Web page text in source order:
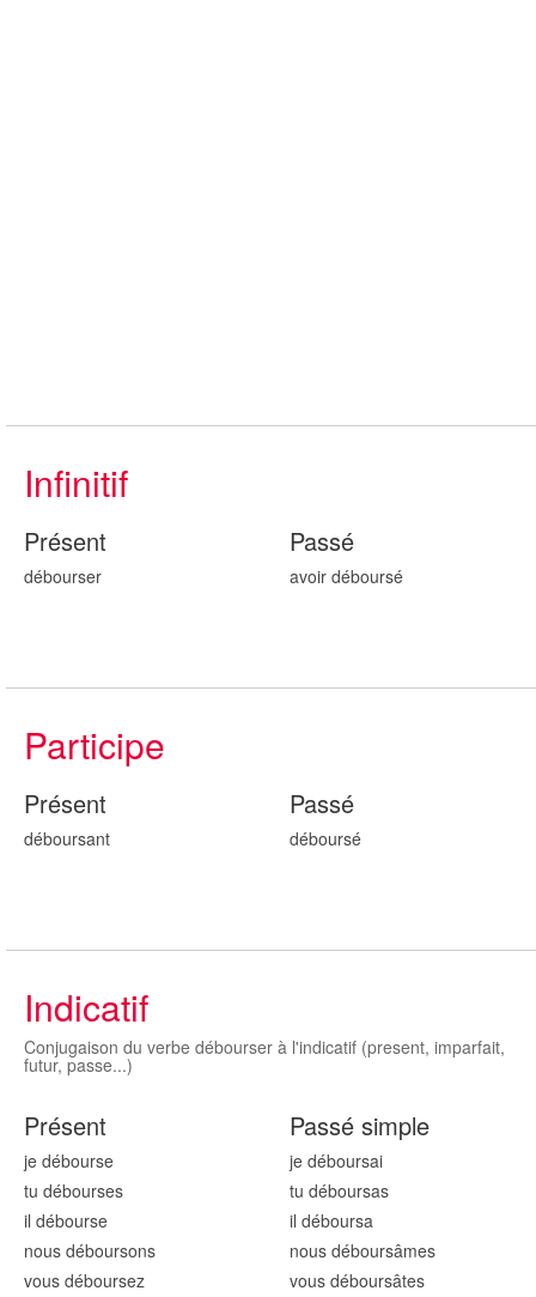
Infinitif
Présent
débourser
Passé
avoir déboursé
Participe
Présent
déboursant
Passé
déboursé
Indicatif
Conjugaison du verbe débourser à l'indicatif (present, imparfait,
futur, passe...)
Présent
je débourse
tu débourses
il débourse
nous déboursons
vous déboursez
Passé simple
je déboursai
tu déboursas
il déboursa
nous déboursâmes
vous déboursâtes